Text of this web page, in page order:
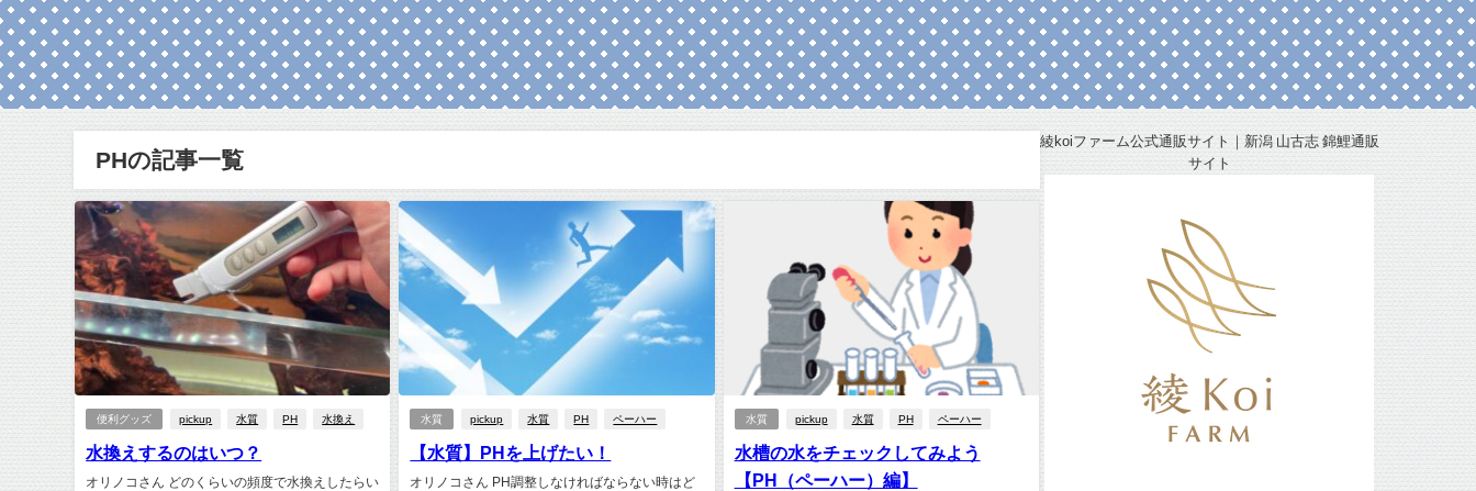
PHの記事一覧
便利グッズ pickup 水質 PH 水換え
水換えするのはいつ？
オリノコさん どのくらいの頻度で水換えしたらい
水質 pickup 水質 PH ペーハー
【水質】PHを上げたい！
オリノコさん PH調整しなければならない時はど
水質 pickup 水質 PH ペーハー
水槽の水をチェックしてみよう
【PH（ペーハー）編】
綾koiファーム公式通販サイト｜新潟 山古志 錦鯉通販
サイト